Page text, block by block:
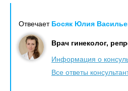
Отвечает Босяк Юлия
Врач гинеколог,
Информация о
Все ответы